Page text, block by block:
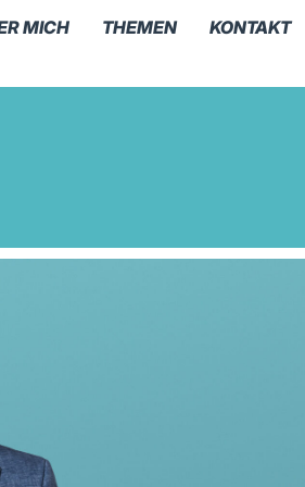
MICH THEMEN KONTAKT